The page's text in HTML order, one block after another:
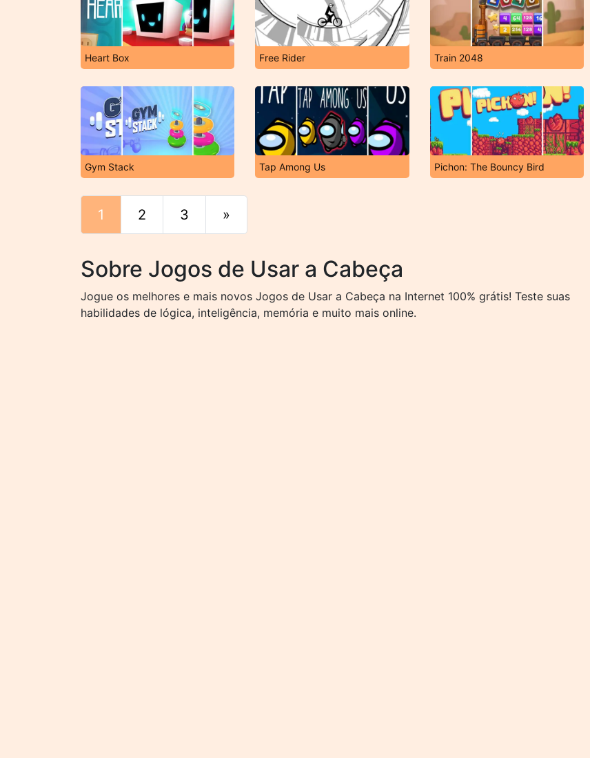
Heart Box Free Rider Train 2048
Gym Stack Tap Among Us Pichon: The Bouncy Bird
1 2 3 »
Sobre Jogos de Usar a Cabeça
Jogue os melhores e mais novos Jogos de Usar a Cabeça na Internet 100% grátis! Teste suas
habilidades de lógica, inteligência, memória e muito mais online.